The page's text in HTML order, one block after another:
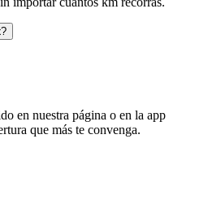
?
en nuestra página o en la app
que más te convenga.